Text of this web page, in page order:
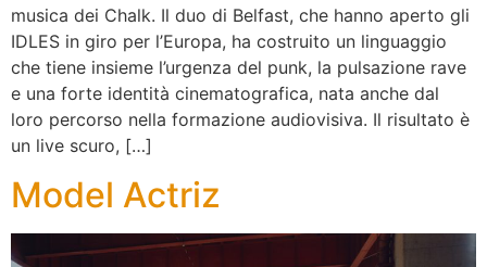
musica dei Chalk. Il duo di Belfast, che hanno aperto gli
IDLES in giro per l’Europa, ha costruito un linguaggio
che tiene insieme l’urgenza del punk, la pulsazione rave
e una forte identità cinematografica, nata anche dal
loro percorso nella formazione audiovisiva. Il risultato è
un live scuro, […]
Model Actriz